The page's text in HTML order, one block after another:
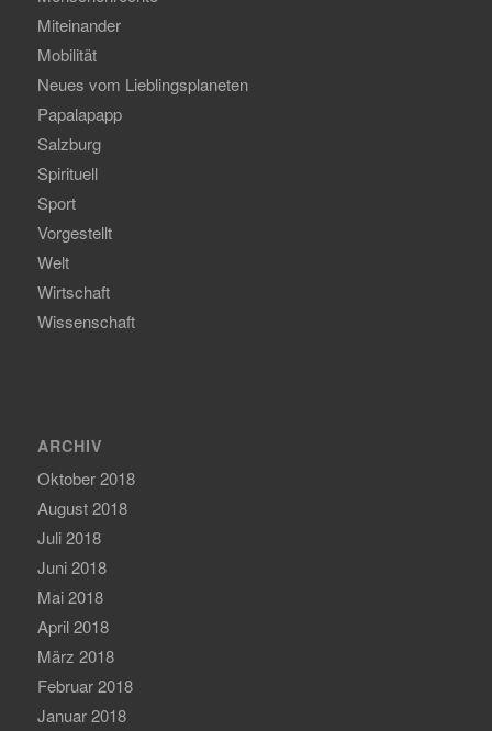
Miteinander
Mobilität
Neues vom Lieblingsplaneten
Papalapapp
Salzburg
Spirituell
Sport
Vorgestellt
Welt
Wirtschaft
Wissenschaft
ARCHIV
Oktober 2018
August 2018
Juli 2018
Juni 2018
Mai 2018
April 2018
März 2018
Februar 2018
Januar 2018